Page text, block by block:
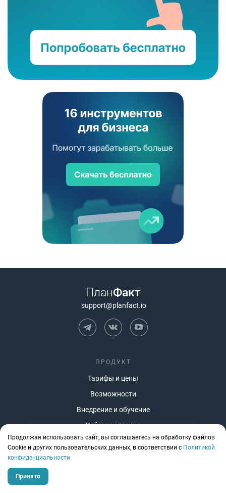
ПланФакт
support@planfact.io
ПРОДУКТ
Тарифы и цены
Возможности
Внедрение и обучение
Кейсы и отзывы
Что нового
Продолжая использовать сайт, вы соглашаетесь на обработку файлов
Сookie и других пользовательских данных, в соответствии с Политикой
конфиденциальности
Принято